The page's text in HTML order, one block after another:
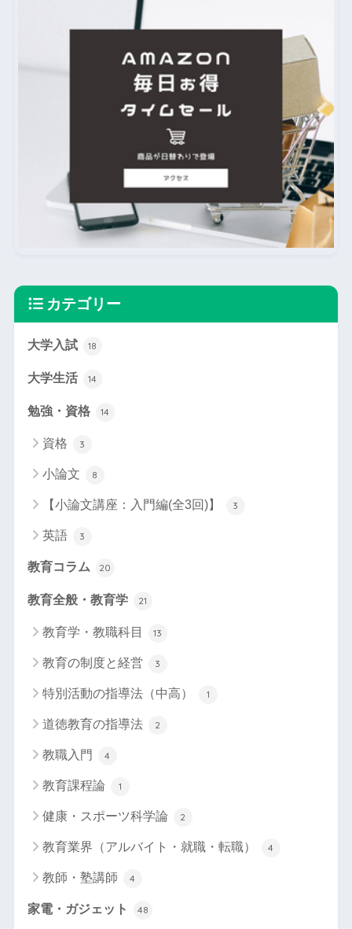
カテゴリー
大学入試 18
大学生活 14
勉強・資格 14
資格 3
小論文 8
【小論文講座：入門編(全3回)】 3
英語 3
教育コラム 20
教育全般・教育学 21
教育学・教職科目 13
教育の制度と経営 3
特別活動の指導法（中高） 1
道徳教育の指導法 2
教職入門 4
教育課程論 1
健康・スポーツ科学論 2
教育業界（アルバイト・就職・転職） 4
教師・塾講師 4
家電・ガジェット 48